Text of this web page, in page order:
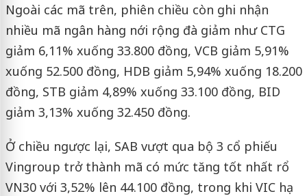
Ngoài các mã trên, phiên chiều còn ghi nhận
nhiều mã ngân hàng nới rộng đà giảm như CTG
giảm 6,11% xuống 33.800 đồng, VCB giảm 5,91%
xuống 52.500 đồng, HDB giảm 5,94% xuống 18.200
đồng, STB giảm 4,89% xuống 33.100 đồng, BID
giảm 3,13% xuống 32.450 đồng.
Ở chiều ngược lại, SAB vượt qua bộ 3 cổ phiếu
Vingroup trở thành mã có mức tăng tốt nhất rổ
VN30 với 3,52% lên 44.100 đồng, trong khi VIC hạ